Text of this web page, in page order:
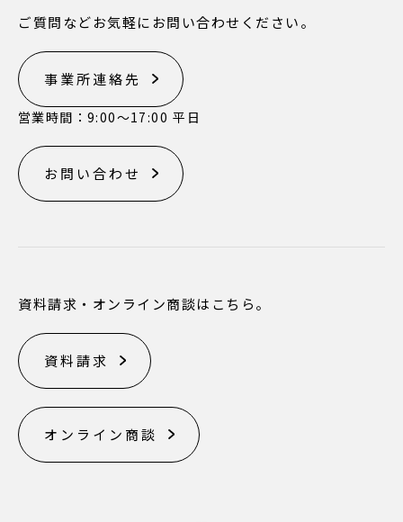
ご質問などお気軽にお問い合わせください。
事業所連絡先
営業時間：9:00〜17:00 平日
お問い合わせ
資料請求・オンライン商談はこちら。
資料請求
オンライン商談